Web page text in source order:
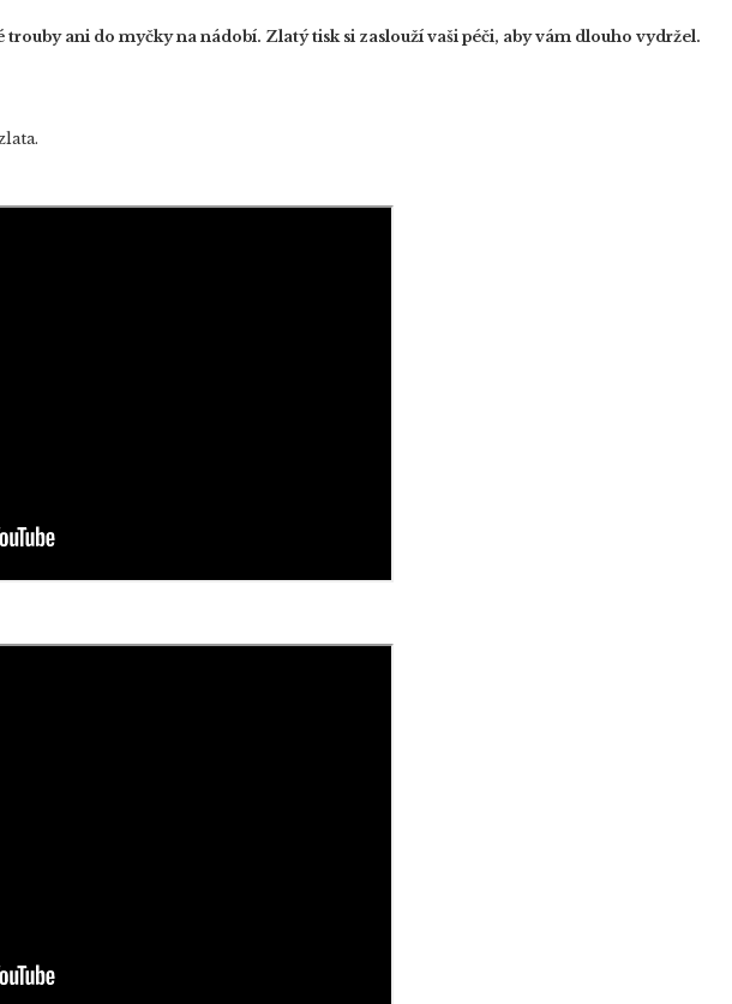
ani do myčky na nádobí. Zlatý tisk si zaslouží vaši péči, aby vám dlouho vydržel.